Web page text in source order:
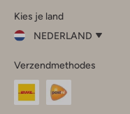
InstagramFacebook
Kies je land
NEDERLAND
je
land
Nederland
Verzendmethodes